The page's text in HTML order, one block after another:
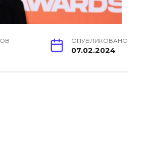
ОПУБЛИКОВАНО
07.02.2024